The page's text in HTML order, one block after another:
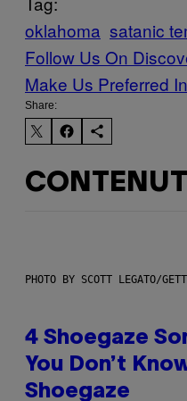
oklahoma satanic
Follow Us On
Make Us Preferred
Share:
PHOTO BY SCOTT LEGATO/
4 Shoegaze
You Don’t
Shoegaze